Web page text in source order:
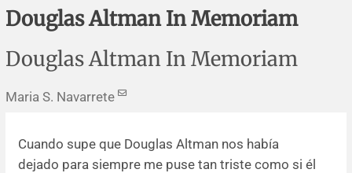
Errata y notas de reserva
Agradecimientos
Revisiones sistemáticas
Protocolos
Revisiones clínicas
Artículos de revisión
Comunicaciones breves
Problemas de salud pública
Ensayos
Reporte de caso
Práctica clínica
Política de cobros
Douglas Altman In Memoriam
Douglas Altman In Memoriam
Maria S. Navarrete
Cuando supe que Douglas Altman nos había
dejado para siempre me puse tan triste como si él